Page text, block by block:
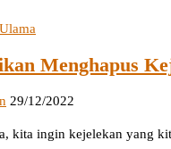
Menghapus
29/12/2022
kita ingin kejelekan yang